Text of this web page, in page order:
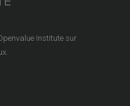
Institute sur